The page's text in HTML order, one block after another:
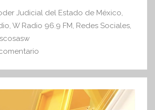
e
s
n
f
o
A
p
p
Judicial del Estado de México,
, W Radio 96.9 FM, Redes Sociales,